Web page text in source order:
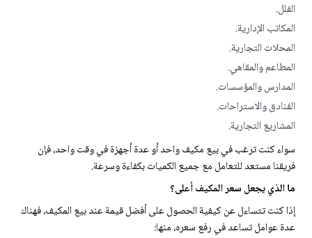
الفلل.
المكاتب الإدارية.
المحلات التجارية.
المطاعم والمقاهي.
المدارس والمؤسسات.
الفنادق والاستراحات.
المشاريع التجارية.
سواء كنت ترغب في بيع مكيف واحد أو عدة أجهزة في وقت واحد، فإن
فريقنا مستعد للتعامل مع جميع الكميات بكفاءة وسرعة.
ما الذي يجعل سعر المكيف أعلى؟
إذا كنت تتساءل عن كيفية الحصول على أفضل قيمة عند بيع المكيف، فهناك
عدة عوامل تساعد في رفع سعره، منها: